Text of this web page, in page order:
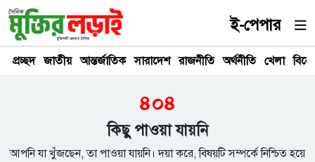
ই-পেপার
প্রচ্ছদ জাতীয় আন্তর্জাতিক সারাদেশ রাজনীতি অর্থনীতি খেলা
৪০৪
কিছু পাওয়া যায়নি
আপনি যা খুঁজছেন, তা পাওয়া যায়নি। দয়া করে, বিষয়টি সম্পর্কে নিশ্চিত হয়ে